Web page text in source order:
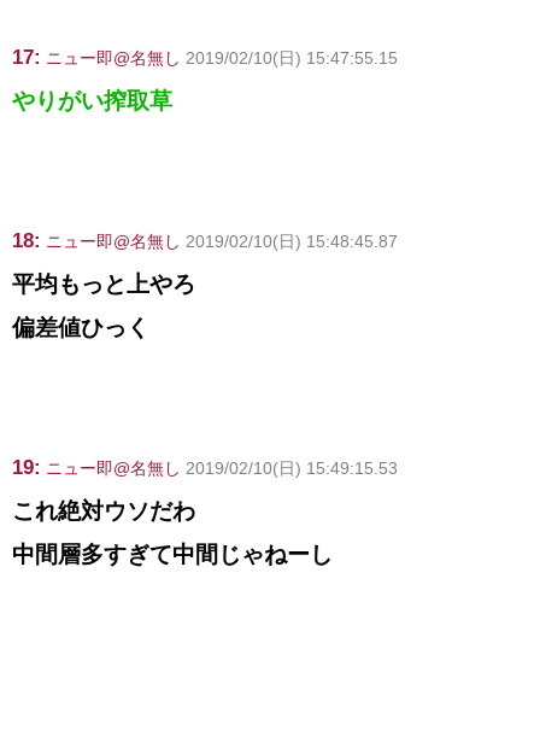
17: ニュー即@名無し 2019/02/10(日) 15:47:55.15
やりがい搾取草
18: ニュー即@名無し 2019/02/10(日) 15:48:45.87
平均もっと上やろ
偏差値ひっく
19: ニュー即@名無し 2019/02/10(日) 15:49:15.53
これ絶対ウソだわ
中間層多すぎて中間じゃねーし